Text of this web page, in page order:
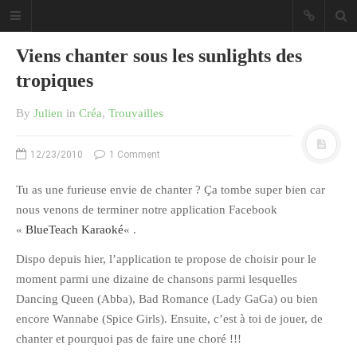
CATÉGORIES
Ailleurs
Créa
Culture
Ma Vie.com
Viens chanter sous les sunlights des
tropiques
By Julien in Créa, Trouvailles
12/23/2010 1 Comment
Tu as une furieuse envie de chanter ? Ça tombe super bien car
nous venons de terminer notre application Facebook
« BlueTeach Karaoké« .
Dispo depuis hier, l’application te propose de choisir pour le
moment parmi une dizaine de chansons parmi lesquelles
Dancing Queen (Abba), Bad Romance (Lady GaGa) ou bien
encore Wannabe (Spice Girls). Ensuite, c’est à toi de jouer, de
chanter et pourquoi pas de faire une choré !!!